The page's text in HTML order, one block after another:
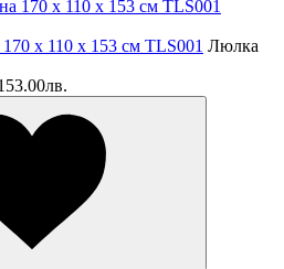
x 110 x 153 см TLS001 Люлка